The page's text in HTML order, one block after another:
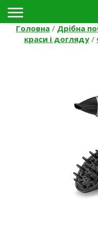
Головна / Дрібна
краси і догляду /